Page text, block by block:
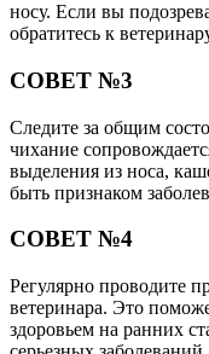
носу. Если вы
обратитесь к
СОВЕТ №3
Следите за общим
чихание
выделения из носа,
быть признаком
СОВЕТ №4
Регулярно проводите
ветеринара. Это
здоровьем на ранних